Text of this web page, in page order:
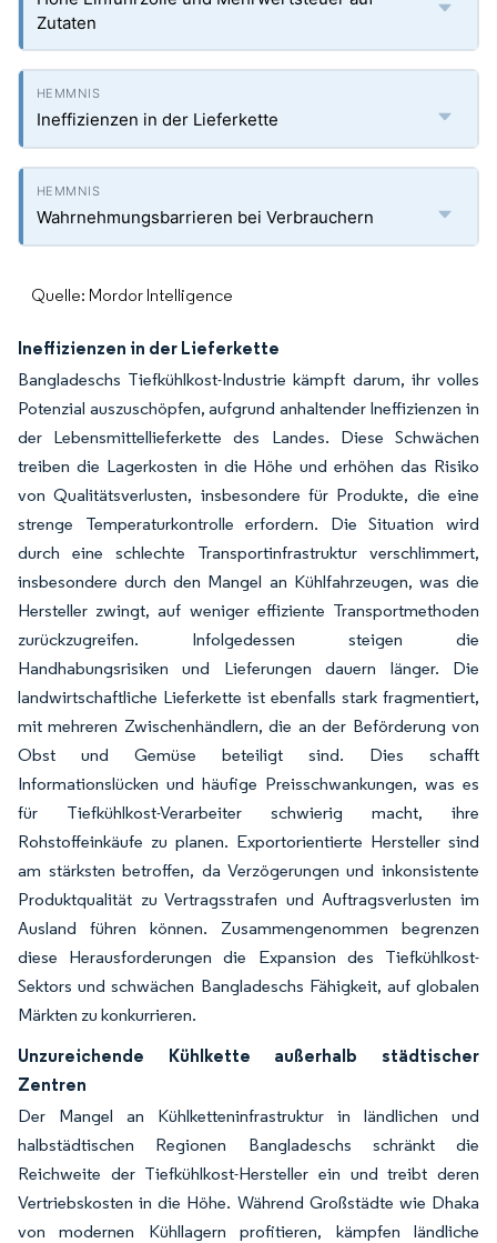
Zutaten
Ineffizienzen in der Lieferkette
Wahrnehmungsbarrieren bei Verbrauchern
Quelle: Mordor Intelligence
Ineffizienzen in der Lieferkette
Bangladeschs Tiefkühlkost-Industrie kämpft darum, ihr volles
Potenzial auszuschöpfen, aufgrund anhaltender Ineffizienzen in
der Lebensmittellieferkette des Landes. Diese Schwächen
treiben die Lagerkosten in die Höhe und erhöhen das Risiko
von Qualitätsverlusten, insbesondere für Produkte, die eine
strenge Temperaturkontrolle erfordern. Die Situation wird
durch eine schlechte Transportinfrastruktur verschlimmert,
insbesondere durch den Mangel an Kühlfahrzeugen, was die
Hersteller zwingt, auf weniger effiziente Transportmethoden
zurückzugreifen. Infolgedessen steigen die
Handhabungsrisiken und Lieferungen dauern länger. Die
landwirtschaftliche Lieferkette ist ebenfalls stark fragmentiert,
mit mehreren Zwischenhändlern, die an der Beförderung von
Obst und Gemüse beteiligt sind. Dies schafft
Informationslücken und häufige Preisschwankungen, was es
für Tiefkühlkost-Verarbeiter schwierig macht, ihre
Rohstoffeinkäufe zu planen. Exportorientierte Hersteller sind
am stärksten betroffen, da Verzögerungen und inkonsistente
Produktqualität zu Vertragsstrafen und Auftragsverlusten im
Ausland führen können. Zusammengenommen begrenzen
diese Herausforderungen die Expansion des Tiefkühlkost-
Sektors und schwächen Bangladeschs Fähigkeit, auf globalen
Märkten zu konkurrieren.
Unzureichende Kühlkette außerhalb städtischer
Zentren
Der Mangel an Kühlketteninfrastruktur in ländlichen und
halbstädtischen Regionen Bangladeschs schränkt die
Reichweite der Tiefkühlkost-Hersteller ein und treibt deren
Vertriebskosten in die Höhe. Während Großstädte wie Dhaka
von modernen Kühllagern profitieren, kämpfen ländliche